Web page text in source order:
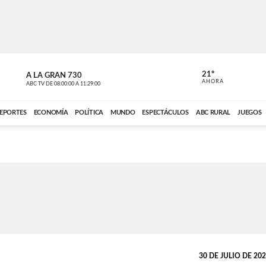
A LA GRAN 730
ABC TV DE 08:00:00 A 11:29:00 ABC CARDINAL
21º
AHORA
ECONOMÍA POLÍTICA MUNDO ESPECTÁCULOS ABC RURAL JUEGOS
30 DE JULIO DE